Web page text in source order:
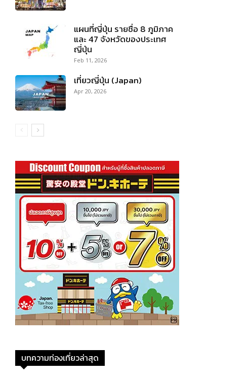
แผนที่ญี่ปุ่น รายชื่อ 8 ภูมิภาค
และ 47 จังหวัดของประเทศ
ญี่ปุ่น
Feb 11, 2026
เที่ยวญี่ปุ่น (Japan)
Apr 20, 2026
บทความท่องเที่ยวล่าสุด